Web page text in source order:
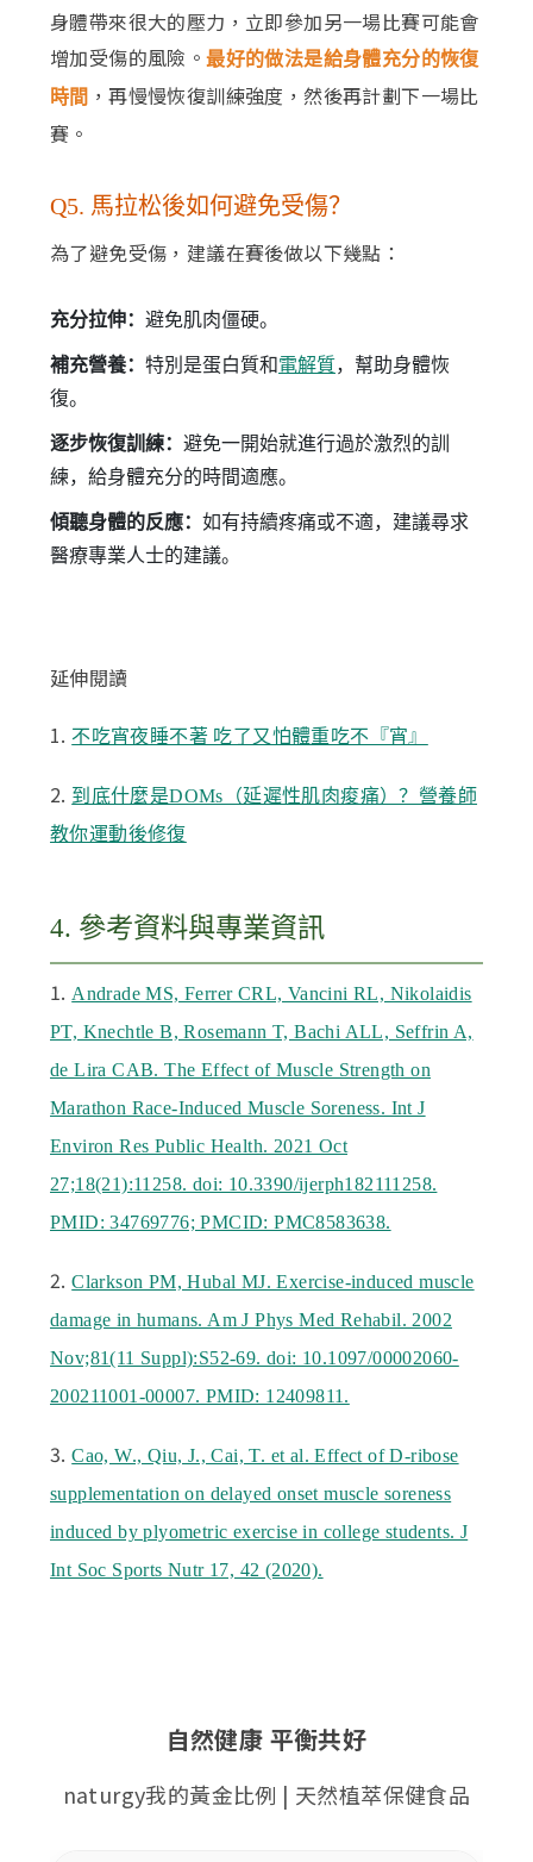
身體帶來很大的壓力，立即參加另一場比賽可能會
增加受傷的風險。最好的做法是給身體充分的恢復
時間 ，再慢慢恢復訓練強度，然後再計劃下一場比
賽。
Q5. 馬拉松後如何避免受傷？
為了避免受傷，建議在賽後做以下幾點：
充分拉伸： 避免肌肉僵硬。
補充營養： 特別是蛋白質和電解質，幫助身體恢
復。
逐步恢復訓練： 避免一開始就進行過於激烈的訓
練，給身體充分的時間適應。
傾聽身體的反應： 如有持續疼痛或不適，建議尋求
醫療專業人士的建議。
延伸閱讀
1. 不吃宵夜睡不著 吃了又怕體重吃不『宵』
2. 到底什麼是DOMs（延遲性肌肉痠痛）？營養師
教你運動後修復
4. 參考資料與專業資訊
1.Andrade MS, Ferrer CRL, Vancini RL, Nikolaidis
PT, Knechtle B, Rosemann T, Bachi ALL, Seffrin A,
de Lira CAB. The Effect of Muscle Strength on
Marathon Race-Induced Muscle Soreness. Int J
Environ Res Public Health. 2021 Oct
27;18(21):11258. doi: 10.3390/ijerph182111258.
PMID: 34769776; PMCID: PMC8583638.
2.Clarkson PM, Hubal MJ. Exercise-induced muscle
damage in humans. Am J Phys Med Rehabil. 2002
Nov;81(11 Suppl):S52-69. doi: 10.1097/00002060-
200211001-00007. PMID: 12409811.
3.Cao, W., Qiu, J., Cai, T. et al. Effect of D-ribose
supplementation on delayed onset muscle soreness
induced by plyometric exercise in college students. J
Int Soc Sports Nutr 17, 42 (2020).
自然健康 平衡共好
naturgy我的黃金比例 | 天然植萃保健食品